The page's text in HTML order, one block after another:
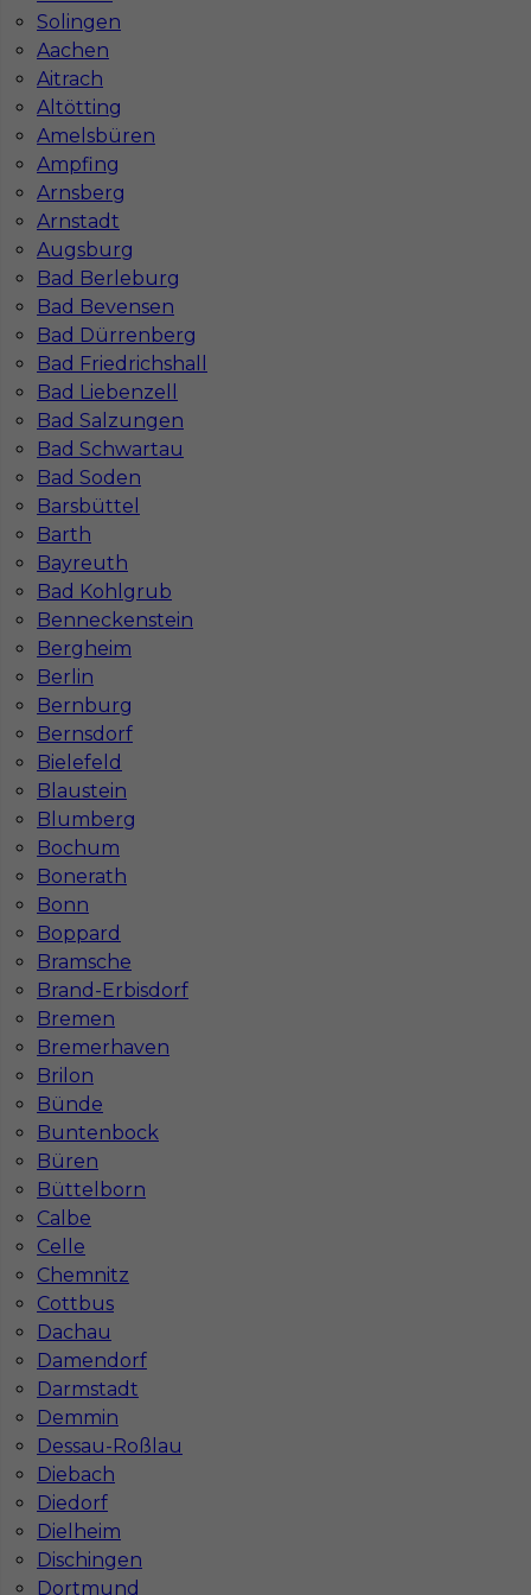
Solingen
Aachen
Aitrach
Altötting
Amelsbüren
Ampfing
Arnsberg
Arnstadt
Augsburg
Bad Berleburg
Bad Bevensen
Bad Dürrenberg
Bad Friedrichshall
Bad Liebenzell
Bad Salzungen
Bad Schwartau
Bad Soden
Barsbüttel
Barth
Bayreuth
Bad Kohlgrub
Benneckenstein
Bergheim
Berlin
Bernburg
Bernsdorf
Bielefeld
Blaustein
Blumberg
Bochum
Bonerath
Bonn
Boppard
Bramsche
Brand-Erbisdorf
Bremen
Bremerhaven
Brilon
Bünde
Buntenbock
Büren
Büttelborn
Calbe
Celle
Chemnitz
Cottbus
Dachau
Damendorf
Darmstadt
Demmin
Dessau-Roßlau
Diebach
Diedorf
Dielheim
Dischingen
Dortmund
Jak znaleźć pracę za granicą?
Czy praca Niemcy na budowie nadal się
opłaca przy obecnych kosztach życia?
Gdzie do pracy za granicę?
Co to jest Gewerbe?
Czy praca w Niemczech na budowie jest
bezpieczna pod kątem BHP?
Jakie kursy warto zrobić, aby praca za
granicą była lepiej płatna?
Czy praca w Niemczech bez języka jest
możliwa?
Mapa ofert pracy
Mapa kategorii
Informacje w sprawie pracy
Telefon:793-577-977
In-Serv Team Sp. z o.o.
ul. Bóżnicza 15/6
61-751 Poznań, Polen
NIP: PL7831822725
KRS: 0000855600
REGON: 386807002